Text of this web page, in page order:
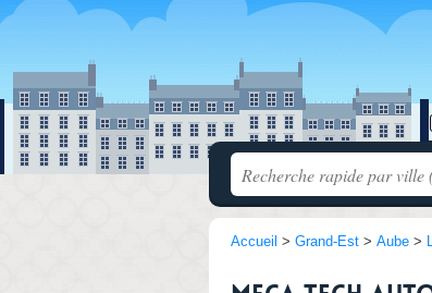
Accueil > Grand-Est > Aube >